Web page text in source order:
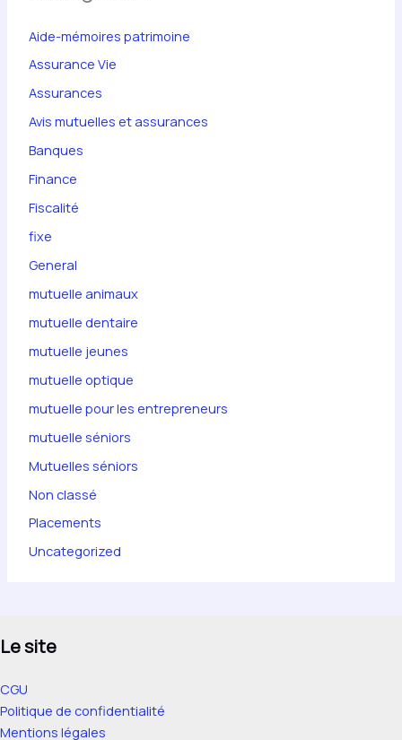
Aide-mémoires patrimoine
Assurance Vie
Assurances
Avis mutuelles et assurances
Banques
Finance
Fiscalité
fixe
General
mutuelle animaux
mutuelle dentaire
mutuelle jeunes
mutuelle optique
mutuelle pour les entrepreneurs
mutuelle séniors
Mutuelles séniors
Non classé
Placements
Uncategorized
Le site
CGU
Politique de confidentialité
Mentions légales